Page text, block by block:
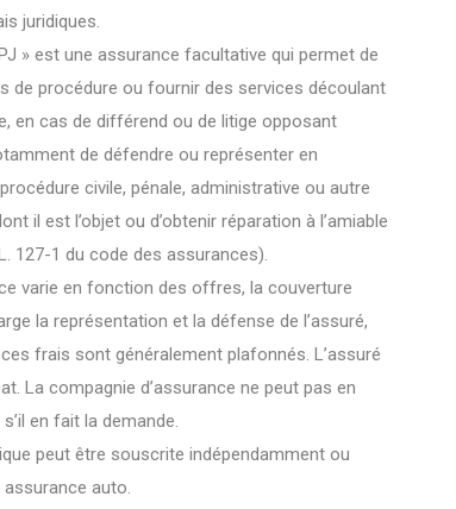
juridiques.
» est une assurance facultative qui permet de
de procédure ou fournir des services découlant
en cas de différend ou de litige opposant
de défendre ou représenter en
civile, pénale, administrative ou autre
il est l’objet ou d’obtenir réparation à l’amiable
127-1 du code des assurances).
varie en fonction des offres, la couverture
la représentation et la défense de l’assuré,
frais sont généralement plafonnés. L’assuré
La compagnie d’assurance ne peut pas en
en fait la demande.
peut être souscrite indépendamment ou
auto.